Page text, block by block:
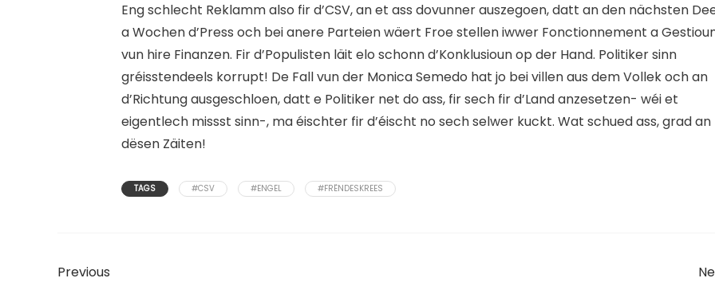
Eng schlecht Reklamm also fir d’CSV, an et ass dovunner auszegoen, datt an den nächsten
a Wochen d’Press och bei anere Parteien wäert Froe stellen iwwer Fonctionnement a
vun hire Finanzen. Fir d’Populisten läit elo schonn d’Konklusioun op der Hand. Politiker sinn
gréisstendeels korrupt! De Fall vun der Monica Semedo hat jo bei villen aus dem Vollek och an
d’Richtung ausgeschloen, datt e Politiker net do ass, fir sech fir d’Land anzesetzen- wéi et
eigentlech missst sinn-, ma éischter fir d’éischt no sech selwer kuckt. Wat schued ass, grad an
dësen Zäiten!
TAGS #CSV #ENGEL #FRËNDESKREES
Previous